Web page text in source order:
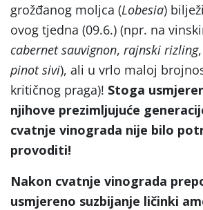
grožđanog moljca (Lobesia)
ovog tjedna (09.6.) (npr. na
cabernet sauvignon, rajnski rizling,
pinot sivi), ali u vrlo maloj
kritičnog praga)! Stoga
njihove prezimljujuće
cvatnje vinograda nije bilo
provoditi!
Nakon cvatnje vinograda
usmjereno suzbijanje ličinki